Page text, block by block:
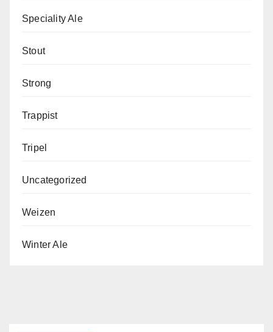
Speciality Ale
Stout
Strong
Trappist
Tripel
Uncategorized
Weizen
Winter Ale